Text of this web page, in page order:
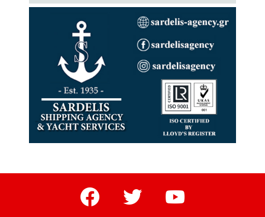
facebook twitter youtube